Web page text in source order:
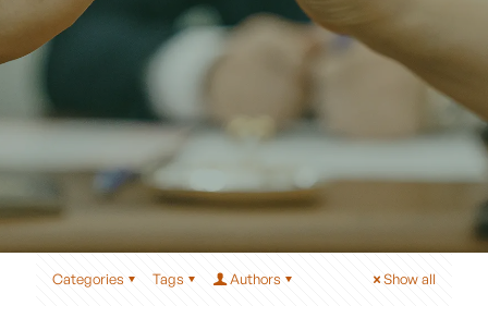
Categories Tags Authors Show all